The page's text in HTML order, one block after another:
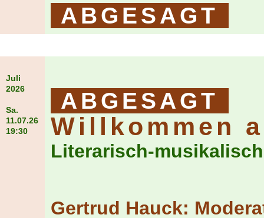
ABGESAGT
Juli
2026
Sa.
11.07.26
19:30
ABGESAGT
Willkommen
Literarisch-
Gertrud Hauck: